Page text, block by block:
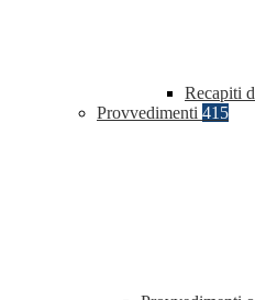
Recapiti
Provvedimenti 415